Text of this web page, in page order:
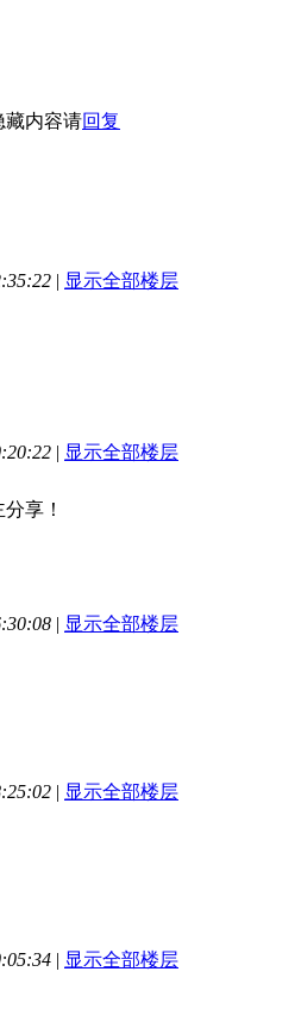
藏内容请回复
| 显示全部楼层
| 显示全部楼层
享！
| 显示全部楼层
| 显示全部楼层
| 显示全部楼层